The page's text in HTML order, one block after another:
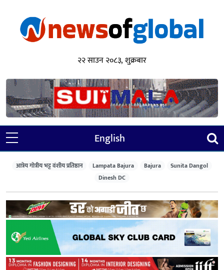
२२ साउन २०८३, शुक्रबार
English
आत्रेय गोत्रीय भट्ट वंशीय प्रतिष्ठान Lampata Bajura Bajura
Sunita Dangol
Dinesh DC